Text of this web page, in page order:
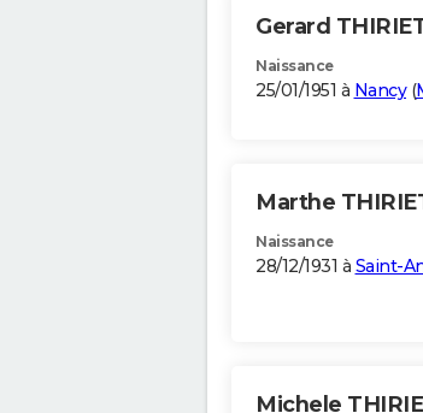
Gerard
Naissance
25/01/1951 à Nancy(
Marthe
Naissance
28/12/1931 à Saint-
Michele